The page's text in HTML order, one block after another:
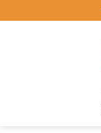
naar